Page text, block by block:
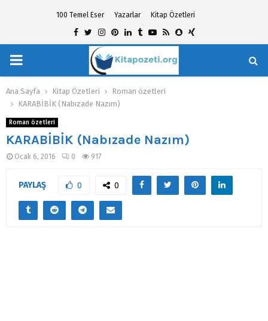
100 Temel Eser Yazarlar Kitap Özetleri
Facebook
TwitterInstagram
Pinterest
Linkedin
TumblrYoutube
RssSnapchat
Xing
PRIMARY
MENU
Ana Sayfa Kitap Özetleri
Roman özetleri
KARABİBİK (Nabızade Nazım)
Roman özetleri
KARABİBİK (Nabızade Nazım)
Ocak 6, 2016 0 917
PAYLAŞ 0 0